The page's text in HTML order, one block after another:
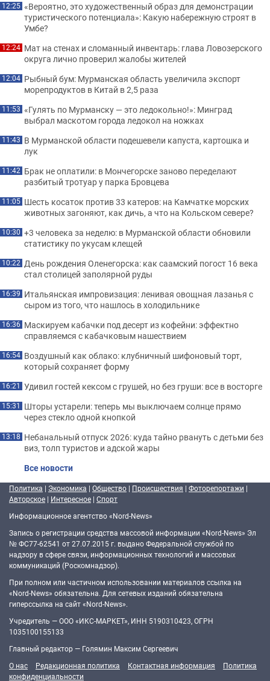
12:25 «Вероятно, это художественный образ для демонстрации
туристического потенциала»: Какую набережную строят в
Умбе?
12:24 Мат на стенах и сломанный инвентарь: глава Ловозерского
округа лично проверил жалобы жителей
12:04 Рыбный бум: Мурманская область увеличила экспорт
морепродуктов в Китай в 2,5 раза
11:53 «Гулять по Мурманску — это ледокольно!»: Минград
выбрал маскотом города ледокол на ножках
11:43 В Мурманской области подешевели капуста, картошка и
лук
11:42 Брак не оплатили: в Мончегорске заново переделают
разбитый тротуар у парка Бровцева
11:05 Шесть косаток против 33 катеров: на Камчатке морских
животных загоняют, как дичь, а что на Кольском севере?
10:30 +3 человека за неделю: в Мурманской области обновили
статистику по укусам клещей
10:22 День рождения Оленегорска: как саамский погост 16 века
стал столицей заполярной руды
16:39 Итальянская импровизация: ленивая овощная лазанья с
сыром из того, что нашлось в холодильнике
16:36 Маскируем кабачки под десерт из кофейни: эффектно
справляемся с кабачковым нашествием
16:54 Воздушный как облако: клубничный шифоновый торт,
который сохраняет форму
16:21 Удивил гостей кексом с грушей, но без груши: все в восторге
15:31 Шторы устарели: теперь мы выключаем солнце прямо
через стекло одной кнопкой
13:18 Небанальный отпуск 2026: куда тайно рвануть с детьми без
виз, толп туристов и адской жары
Все новости
Политика | Экономика | Общество | Происшествия | Фоторепортажи |
Авторское | Интересное | Спорт
Информационное агентство «Nord-News»
Запись о регистрации средства массовой информации «Nord-News» Эл
№ ФС77-62541 от 27.07.2015 г. выдано Федеральной службой по
надзору в сфере связи, информационных технологий и массовых
коммуникаций (Роскомнадзор).
При полном или частичном использовании материалов ссылка на
«Nord-News» обязательна. Для сетевых изданий обязательна
гиперссылка на сайт «Nord-News».
Учредитель — ООО «ИКС-МАРКЕТ», ИНН 5190310423, ОГРН
1035100155133
Главный редактор — Голямин Максим Сергеевич
О нас
Редакционная политика Контактная информация
Политика
конфиденциальности